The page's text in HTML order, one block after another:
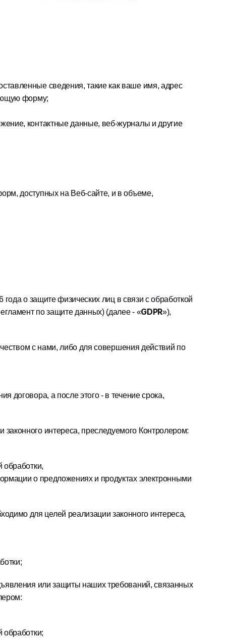
сведения, такие как ваше имя, адрес
форму;
контактные данные, веб-журналы и другие
доступных на Веб-сайте, и в объеме,
о защите физических лиц в связи с обработкой
по защите данных) (далее - «GDPR»),
с нами, либо для совершения действий по
договора, а после этого - в течение срока,
интереса, преследуемого Контролером:
обработки,
о предложениях и продуктах электронными
для целей реализации законного интереса,
или защиты наших требований, связанных
обработки;